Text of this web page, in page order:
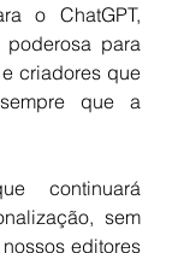
o ChatGPT,
poderosa para
criadores que
que a
continuará
sem
editores